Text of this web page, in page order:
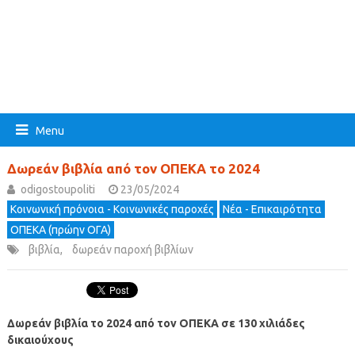
Menu
Δωρεάν βιβλία από τον ΟΠΕΚΑ το 2024
odigostoupoliti
23/05/2024
Κοινωνική πρόνοια - Κοινωνικές παροχές
Νέα - Επικαιρότητα
ΟΠΕΚΑ (πρώην ΟΓΑ)
βιβλία, δωρεάν παροχή βιβλίων
Δωρεάν βιβλία το 2024 από τον ΟΠΕΚΑ σε 130 χιλιάδες
δικαιούχους